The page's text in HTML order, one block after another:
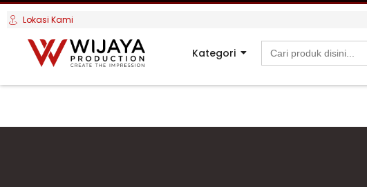
Lokasi Kami
Kategori
Search
for: